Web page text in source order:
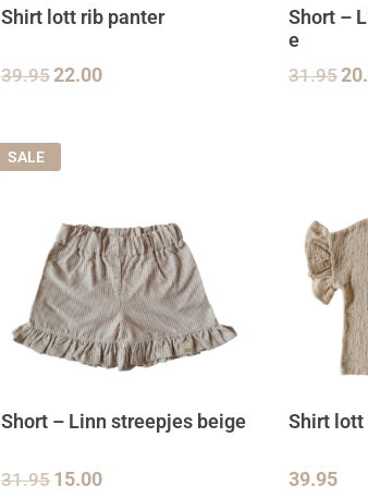
Shirt lott rib panter
39.9522.00
Short –
e
31.95
SALE
Short – Linn streepjes beige
31.95 15.00
Shirt lott
39.95